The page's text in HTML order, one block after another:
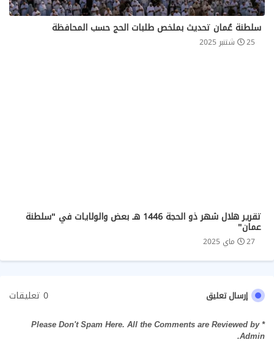
سلطنة عُمان تحديث بملخص طلبات الحج حسب المحافظة
25 شتنبر 2025
تقرير هلال شهر ذو الحجة 1446 هـ بعض والولايات في "سلطنة
عمان"
27 ماي 2025
إرسال تعليق 0 تعليقات
* Please Don't Spam Here. All the Comments are Reviewed by
Admin.